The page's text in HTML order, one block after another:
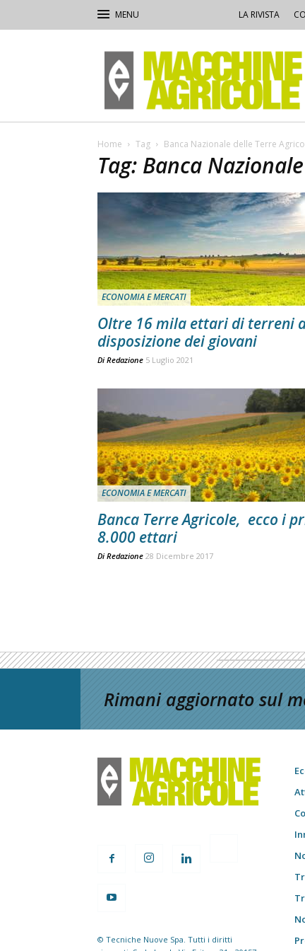
LA RIVISTA
Macchine
Agricole
Home Tag Banca Nazionale delle Terre
Tag: Banca
ECONOMIA E MERCATI
Oltre 16 mila ettari di terreni
disposizione dei giovani
Di Redazione 5 Luglio 2021
ECONOMIA E MERCATI
Banca Terre Agricole, ecco i
8.000 ettari
Di Redazione 28 Dicembre 2017
Rimani aggiornato sul
© Tecniche Nuove Spa. Tutti i diritti